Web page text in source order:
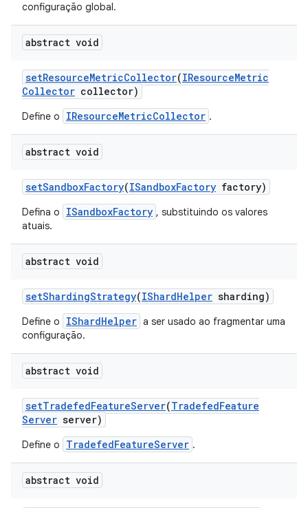
configuração global.
abstract void
setResourceMetricCollector(IResourceMetric
Collector collector)
Define o IResourceMetricCollector .
abstract void
setSandboxFactory(ISandboxFactory factory)
Defina o ISandboxFactory , substituindo os valores
atuais.
abstract void
setShardingStrategy(IShardHelper sharding)
Define o IShardHelper a ser usado ao fragmentar uma
configuração.
abstract void
setTradefedFeatureServer(TradefedFeature
Server server)
Define o TradefedFeatureServer .
abstract void